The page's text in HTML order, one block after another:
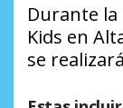
Durante
Kids en
se